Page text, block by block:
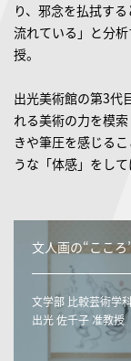
り、邪念を払拭す
流れている」と分
授。
出光美術館の第3代
れる美術の力を模
きや筆圧を感じる
うな「体感」をし
文人画の“こころ
文学部 比較芸術学
出光 佐千子 准教授